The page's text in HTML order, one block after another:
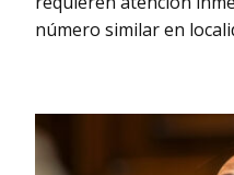
número similar en